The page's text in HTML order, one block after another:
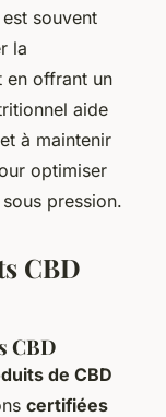
souvent
la
en offrant un
aide
à maintenir
optimiser
pression.
CBD
CBD
de CBD
certifiées